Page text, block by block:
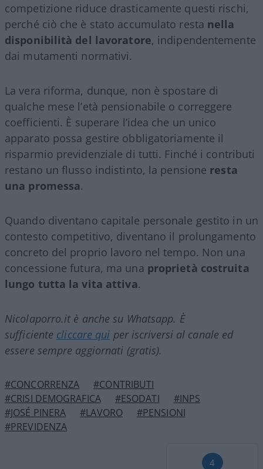
competizione riduce drasticamente questi rischi,
perché ciò che è stato accumulato resta nella
disponibilità del lavoratore, indipendentemente
dai mutamenti normativi.
La vera riforma, dunque, non è spostare di
qualche mese l’età pensionabile o correggere
coefficienti. È superare l’idea che un unico
apparato possa gestire obbligatoriamente il
risparmio previdenziale di tutti. Finché i contributi
restano un flusso indistinto, la pensione resta
una promessa.
Quando diventano capitale personale gestito in un
contesto competitivo, diventano il prolungamento
concreto del proprio lavoro nel tempo. Non una
concessione futura, ma una proprietà costruita
lungo tutta la vita attiva.
Nicolaporro.it è anche su Whatsapp. È
sufficiente cliccare qui per iscriversi al canale ed
essere sempre aggiornati (gratis).
#CONCORRENZA
#CONTRIBUTI
#CRISI DEMOGRAFICA
#ESODATI
#INPS
#JOSÉ PINERA
#LAVORO
#PENSIONI
#PREVIDENZA
4